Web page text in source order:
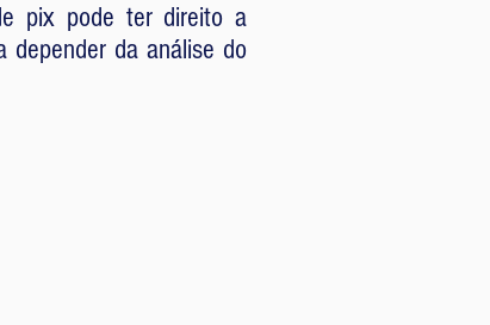
pix pode ter direito a
depender da análise do